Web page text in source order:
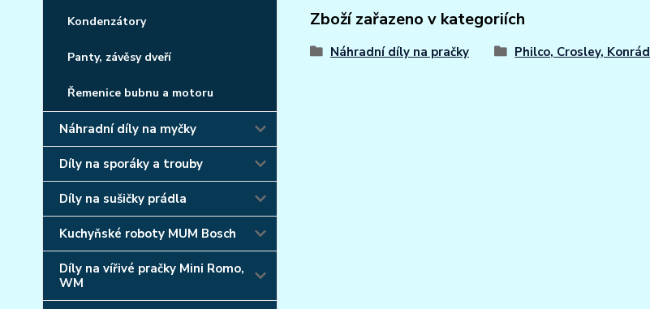
Kondenzátory
Panty, závěsy dveří
Řemenice bubnu a motoru
Náhradní díly na myčky
Díly na sporáky a trouby
Díly na sušičky prádla
Kuchyňské roboty MUM Bosch
Díly na vířivé pračky Mini Romo,
WM
Zboží zařazeno v kategoriích
Náhradní díly na pračky Philco, Crosley, Konrád